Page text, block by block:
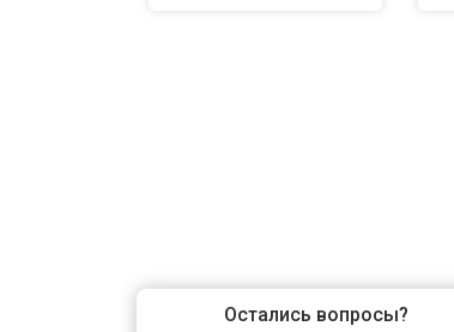
Остались вопросы?